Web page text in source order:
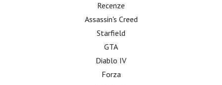
Recenze
Assassin's Creed
Starfield
GTA
Diablo IV
Forza